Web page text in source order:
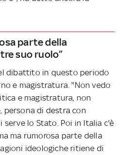
parte della
suo ruolo”
dibattito in questo periodo
e magistratura. "Non vedo
e magistratura, non
persona di destra con
lo Stato. Poi in Italia c'è
ma rumorosa parte della
ideologiche ritiene di